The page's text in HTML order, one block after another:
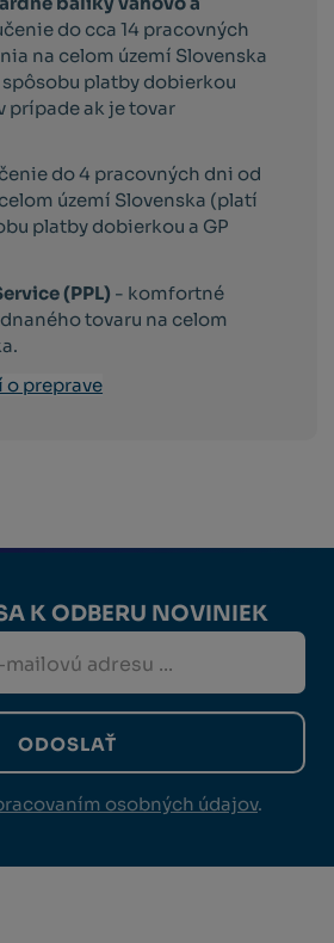
do cca 14 pracovných
na celom území Slovenska
platby dobierkou
prípade ak je tovar
do 4 pracovných dni od
území Slovenska (platí
platby dobierkou a GP
(PPL) - komfortné
tovaru na celom
preprave
K ODBERU NOVINIEK
ODOSLAŤ
osobných údajov.